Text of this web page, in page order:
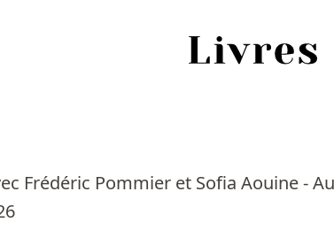
Frédéric Pommier et Sofia Aouine -